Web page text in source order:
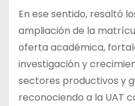
En ese sentido, resaltó
ampliación de la
oferta académica,
investigación y
sectores productivos y
reconociendo a la UAT